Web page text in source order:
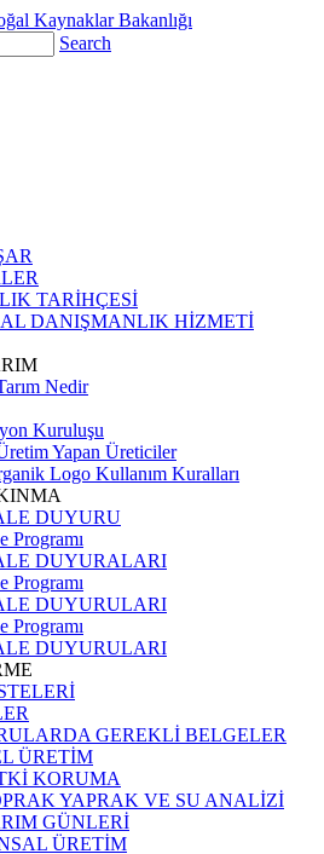
Search
TARİHÇESİ
DANIŞMANLIK HİZMETİ
Nedir
Kuruluşu
Yapan Üreticiler
Logo Kullanım Kuralları
DUYURU
Programı
DUYURALARI
Programı
DUYURULARI
Programı
DUYURULARI
GEREKLİ BELGELER
ÜRETİM
KORUMA
YAPRAK VE SU ANALİZİ
GÜNLERİ
ÜRETİM